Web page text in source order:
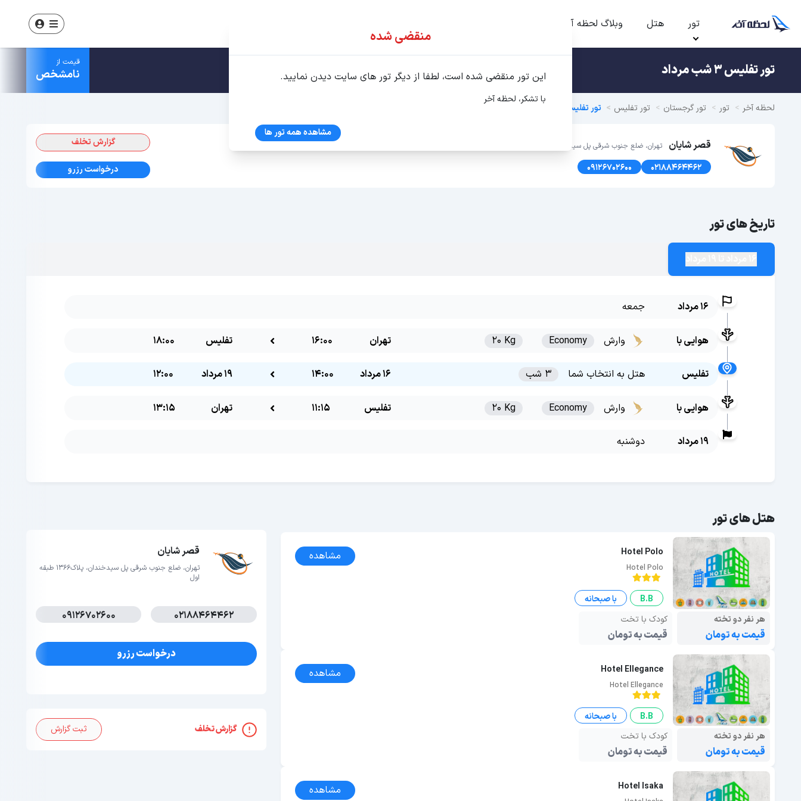
تور هتل وبلاگ لحظه آخر
تور تفلیس 3 شب مرداد قیمت از
نامشخص
لحظه آخر تور تور گرجستان تور تفلیس تور تفلیس تابستان 1405
قصر شایان تهران، ضلع جنوب شرقی پل سیدخندان، پلاک1366 طبقه اول
02188464462
09126702600
گزارش تخلف
درخواست رزرو
تاریخ های تور
16 مرداد جمعه
هوایی با وارش Economy
20 Kg تهران 16:00 تفلیس 18:00
تفلیس هتل به انتخاب شما 3 شب 16 مرداد 14:00 19 مرداد 12:00
هوایی با وارش Economy
20 Kg تفلیس 11:15 تهران 13:15
19 مرداد دوشنبه
هتل های تور
Hotel Polo
Hotel Polo
مشاهده
B.B
با صبحانه
هر نفر دو تخته
قیمت به تومان
کودک با تخت
قیمت به تومان
Hotel Ellegance
Hotel Ellegance
مشاهده
B.B
با صبحانه
هر نفر دو تخته
قیمت به تومان
کودک با تخت
قیمت به تومان
Hotel Isaka مشاهده
قصر شایان
تهران، ضلع جنوب شرقی پل سیدخندان، پلاک1366 طبقه
اول
02188464462
09126702600
درخواست رزرو
گزارش تخلف ثبت گزارش
منقضی شده
این تور منقضی شده است، لطفا از دیگر تور های سایت دیدن نمایید.
با تشکر، لحظه آخر
مشاهده همه تور ها